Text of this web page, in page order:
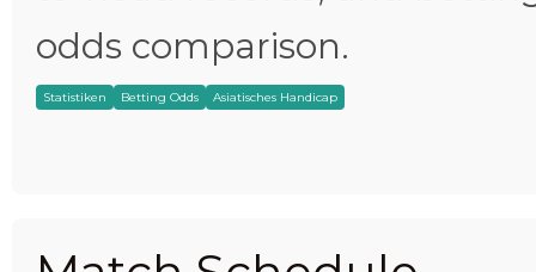
odds comparison.
Statistiken Betting Odds Asiatisches Handicap